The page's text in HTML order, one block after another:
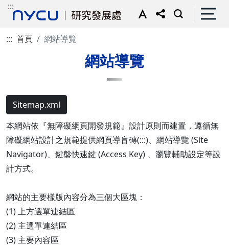
:::
::: 首頁 網站導覽
網站導覽
Sitemap.xml
本網站依『無障礙網頁開發規範』設計原則而建置，遵循無
障礙網站設計之規範提供網頁導盲磚(:::)、網站導覽 (Site
Navigator)、鍵盤快速鍵 (Access Key) 、瀏覽輔助設定等設
計方式。
網站的主要樣版內容分為三個大區塊：
(1) 上方選單連結區
(2) 主選單連結區
(3) 主要內容區